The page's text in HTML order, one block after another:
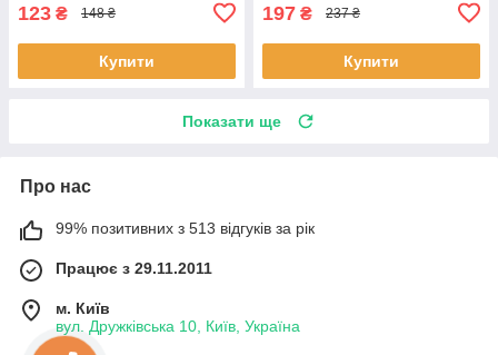
123 ₴ 148 ₴
Купити
197 ₴ 237 ₴
Купити
Показати ще
Про нас
99% позитивних з 513 відгуків за рік
Працює з 29.11.2011
м. Київ
вул. Дружківська 10, Київ, Україна